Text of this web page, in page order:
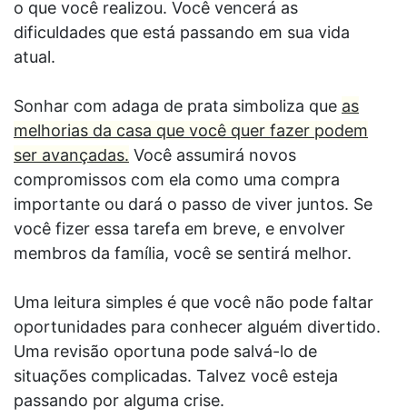
o que você realizou. Você vencerá as
dificuldades que está passando em sua vida
atual.
Sonhar com adaga de prata simboliza que as
melhorias da casa que você quer fazer podem
ser avançadas. Você assumirá novos
compromissos com ela como uma compra
importante ou dará o passo de viver juntos. Se
você fizer essa tarefa em breve, e envolver
membros da família, você se sentirá melhor.
Uma leitura simples é que você não pode faltar
oportunidades para conhecer alguém divertido.
Uma revisão oportuna pode salvá-lo de
situações complicadas. Talvez você esteja
passando por alguma crise.